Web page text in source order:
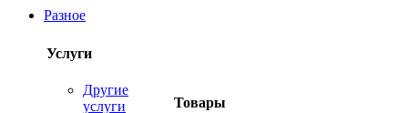
Разное
Услуги
Другие
услуги
Товары